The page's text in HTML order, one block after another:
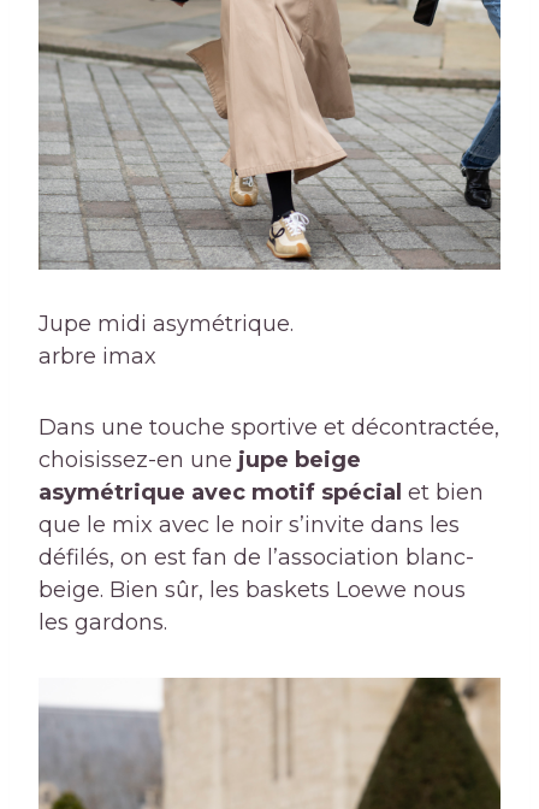
Jupe midi asymétrique.
arbre imax
Dans une touche sportive et décontractée,
choisissez-en une jupe beige
asymétrique avec motif spécial et bien
que le mix avec le noir s’invite dans les
défilés, on est fan de l’association blanc-
beige. Bien sûr, les baskets Loewe nous
les gardons.